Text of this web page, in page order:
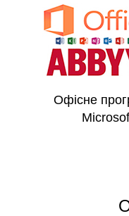
Офісне